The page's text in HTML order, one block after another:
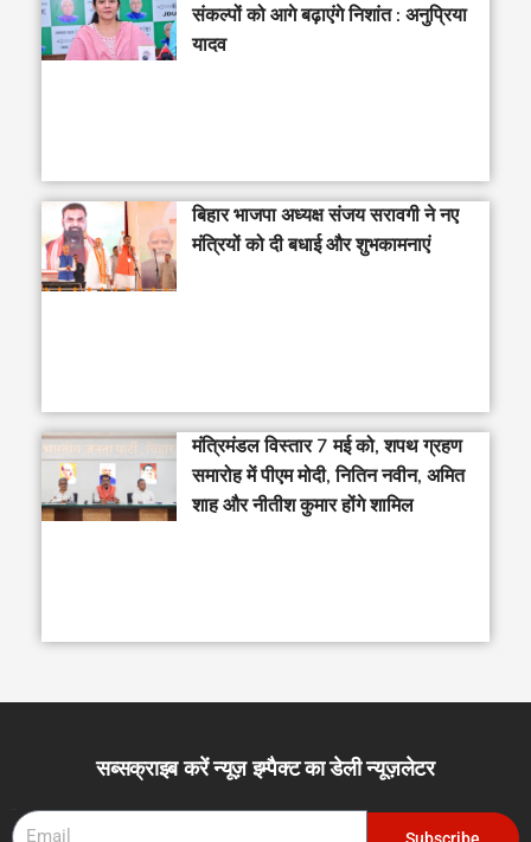
संकल्पों को आगे बढ़ाएंगे निशांत : अनुप्रिया
यादव
बिहार भाजपा अध्यक्ष संजय सरावगी ने नए
मंत्रियों को दी बधाई और शुभकामनाएं
मंत्रिमंडल विस्तार 7 मई को, शपथ ग्रहण
समारोह में पीएम मोदी, नितिन नवीन, अमित
शाह और नीतीश कुमार होंगे शामिल
सब्सक्राइब करें न्यूज़ इम्पैक्ट का डेली न्यूज़लेटर
Subscribe